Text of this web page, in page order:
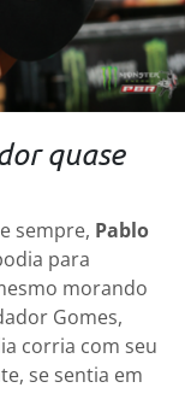
quase
sempre, Pablo
para
morando
Gomes,
corria com seu
se sentia em